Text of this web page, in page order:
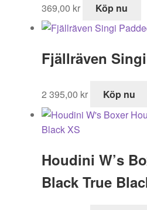
369,00 kr Köp nu
Fjällräven
2 395,00 kr Köp nu
Houdini W’s
Black True